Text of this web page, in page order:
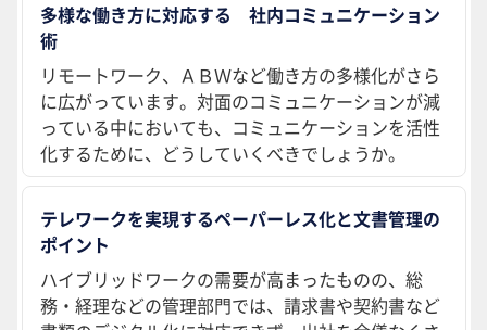
多様な働き方に対応する 社内コミュニケーション
術
リモートワーク、ＡＢＷなど働き方の多様化がさら
に広がっています。対面のコミュニケーションが減
っている中においても、コミュニケーションを活性
化するために、どうしていくべきでしょうか。
テレワークを実現するペーパーレス化と文書管理の
ポイント
ハイブリッドワークの需要が高まったものの、総
務・経理などの管理部門では、請求書や契約書など